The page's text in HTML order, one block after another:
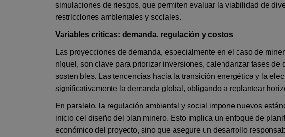
simulaciones de riesgos, que permiten evaluar la viabilidad de
restricciones ambientales y sociales.
Variables críticas: demanda, regulación y costos
Las proyecciones de demanda, especialmente en el caso de
níquel, son clave para priorizar inversiones, calendarizar fases
sostenibles. Las tendencias hacia la transición energética y la
significativamente la demanda global, obligando a replantear
En paralelo, la regulación ambiental y social impone nuevos
inicio del diseño del plan minero. Esto implica un enfoque de
económico del proyecto, sino que asegure un desarrollo